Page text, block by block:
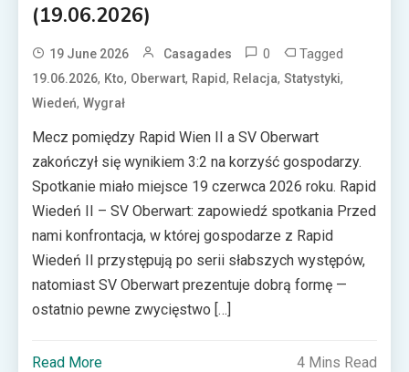
(19.06.2026)
19 June 2026 Casagades 0 Tagged
19.06.2026, Kto, Oberwart, Rapid, Relacja,Statystyki,
Wiedeń,Wygrał
Mecz pomiędzy Rapid Wien II a SV Oberwart
zakończył się wynikiem 3:2 na korzyść gospodarzy.
Spotkanie miało miejsce 19 czerwca 2026 roku. Rapid
Wiedeń II – SV Oberwart: zapowiedź spotkania Przed
nami konfrontacja, w której gospodarze z Rapid
Wiedeń II przystępują po serii słabszych występów,
natomiast SV Oberwart prezentuje dobrą formę —
ostatnio pewne zwycięstwo […]
Read More 4 Mins Read